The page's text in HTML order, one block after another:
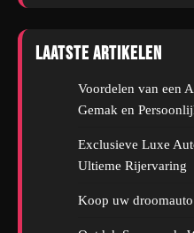
Laatste artikelen
Voordelen van een
Gemak en
Exclusieve Luxe
Ultieme Rijervaring
Koop uw